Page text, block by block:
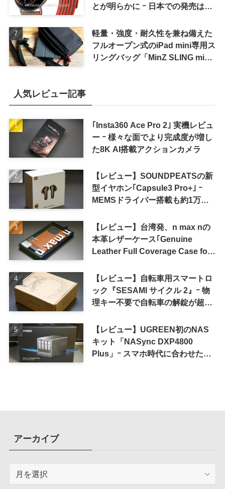
とが明らかに ｰ 日本での発売は期
軽量・強度・耐久性を兼ね備えた
フルオープン式のiPad mini専用ス
リングバッグ「MinZ SLING mini
人気レビュー記事
｢Insta360 Ace Pro 2｣ 実機レビュ
ー ｰ 様々な面でより完成度が増し
た8K AI搭載アクションカメラ
【レビュー】SOUNDPEATSの新
型イヤホン｢Capsule3 Pro+｣ ｰ
MEMSドライバー搭載も約1万円
【レビュー】台湾発、n max nの
本革レザーケース｢Genuine
Leather Full Coverage Case for
【レビュー】自転車用スマートロ
ック『SESAMI サイクル 2』ｰ 物
理キー不要で自転車の解錠が超簡
【レビュー】UGREEN初のNAS
キット「NASync DXP4800
Plus」ｰ スマホ時代に合わせた設
アーカイブ